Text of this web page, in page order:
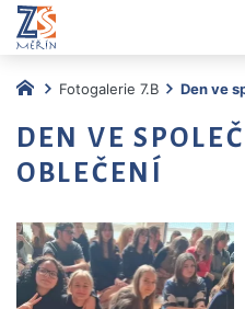
Fotogalerie 7.B Den ve
DEN VE
OBLEČENÍ